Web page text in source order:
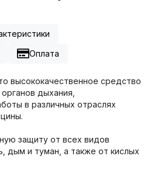
Оплата
высококачественное средство
дыхания,
в различных отраслях
защиту от всех видов
дым и туман, а также от кислых